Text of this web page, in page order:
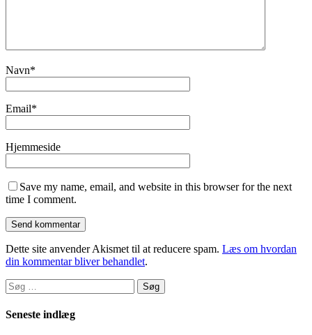
Navn*
Email*
Hjemmeside
Save my name, email, and website in this browser for the next
time I comment.
Dette site anvender Akismet til at reducere spam. Læs om hvordan
din kommentar bliver behandlet.
Søg
efter:
Seneste indlæg